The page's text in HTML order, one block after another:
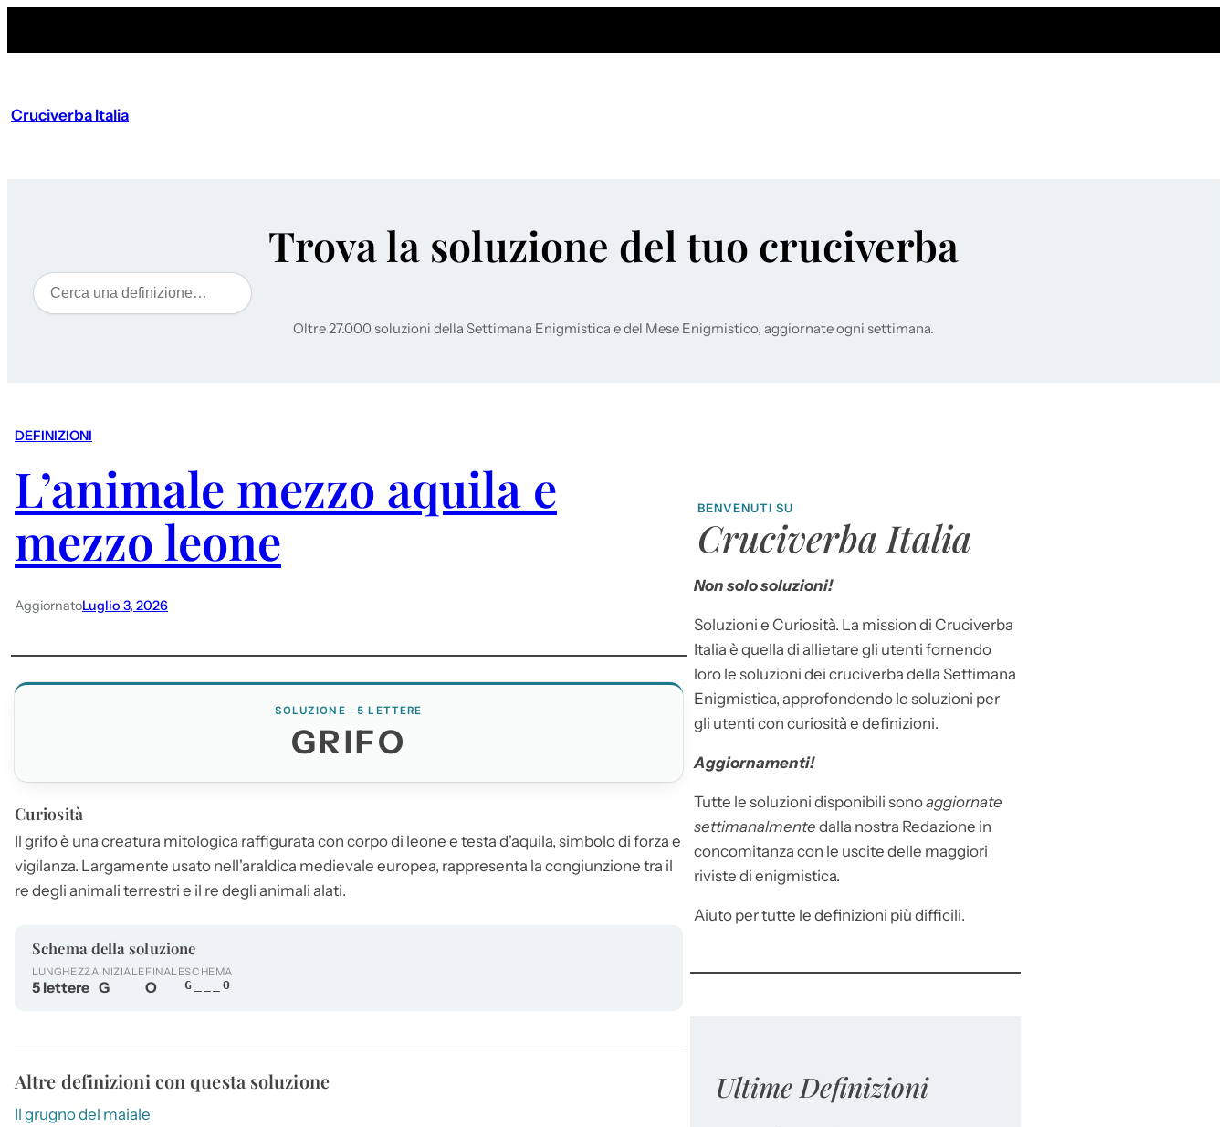
Cruciverba Italia
Trova la soluzione del tuo cruciverba
Cerca
Oltre 27.000 soluzioni della Settimana Enigmistica e del Mese Enigmistico, aggiornate ogni settimana.
DEFINIZIONI
L’animale mezzo aquila e
mezzo leone
AggiornatoLuglio 3, 2026
SOLUZIONE · 5 LETTERE
GRIFO
Curiosità
Il grifoè una creatura mitologica raffigurata con corpo di leone e testa d'aquila, simbolo di forza e
vigilanza. Largamente usato nell'araldica medievale europea, rappresenta la congiunzione tra il
re degli animali terrestri e il re degli animali alati.
Schema della soluzione
LUNGHEZZA
5 lettere
INIZIALE
G
FINALE
O
SCHEMA
G___O
Altre definizioni con questa soluzione
Il grugno del maiale
BENVENUTI SU
Cruciverba Italia
Non solo soluzioni!
Soluzioni e Curiosità. La mission di Cruciverba
Italia è quella di allietare gli utenti fornendo
loro le soluzioni dei cruciverba della Settimana
Enigmistica, approfondendo le soluzioni per
gli utenti con curiosità e definizioni.
Aggiornamenti!
Tutte le soluzioni disponibili sonoaggiornate
settimanalmente dalla nostra Redazione in
concomitanza con le uscite delle maggiori
riviste di enigmistica.
Aiuto per tutte le definizioni più difficili.
Ultime Definizioni